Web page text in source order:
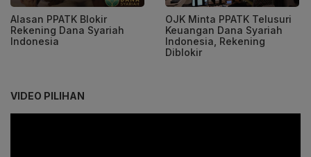
Alasan PPATK Blokir
Rekening Dana Syariah
Indonesia
OJK Minta PPATK Telusuri
Keuangan Dana Syariah
Indonesia, Rekening
Diblokir
VIDEO PILIHAN